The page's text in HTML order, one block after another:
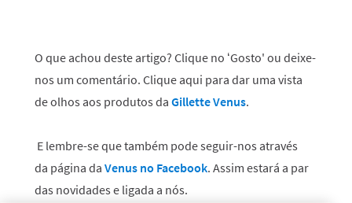
O que achou deste artigo? Clique no ‘Gosto' ou deixe-
nos um comentário. Clique aqui para dar uma vista
de olhos aos produtos da Gillette Venus.
E lembre-se que também pode seguir-nos através
da página da Venus no Facebook. Assim estará a par
das novidades e ligada a nós.